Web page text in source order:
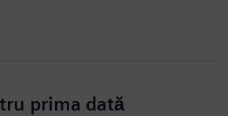
prima dată